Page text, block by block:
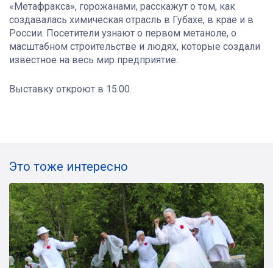
«Метафракса», горожанами, расскажут о том, как
создавалась химическая отрасль в Губахе, в крае и в
России. Посетители узнают о первом метаноле, о
масштабном строительстве и людях, которые создали
известное на весь мир предприятие.
Выставку откроют в 15.00.
Это тоже интересно